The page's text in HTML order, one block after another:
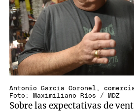
Antonio García Coronel,
Foto: Maximiliano Ríos / MDZ
Sobre las expectativas de